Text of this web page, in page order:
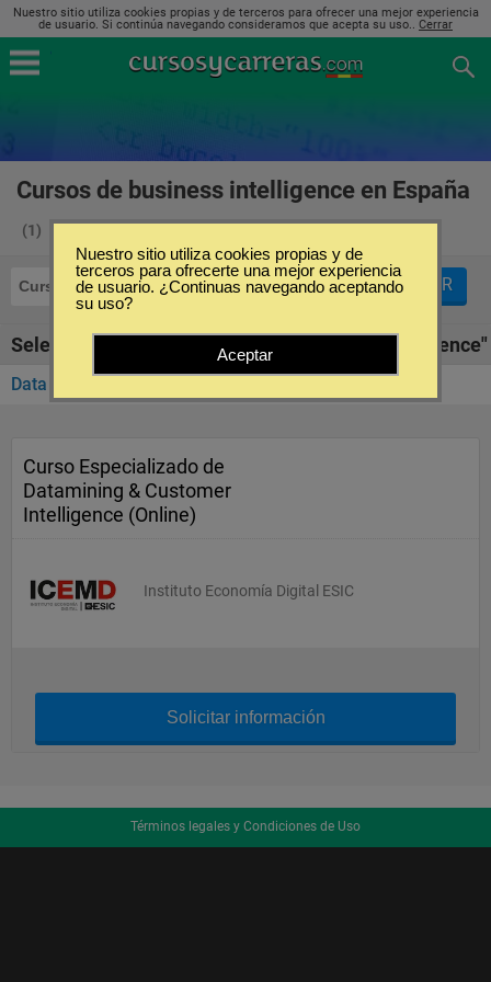
Nuestro sitio utiliza cookies propias y de terceros para ofrecer una mejor experiencia
de usuario. Si continúa navegando consideramos que acepta su uso.. Cerrar
Cursos de business intelligence en España
(1)
Cursos Business Intelligence FILTRAR
Seleccione la SubCategoría de "Business Intelligence"
Data Mining
Curso Especializado de
Datamining & Customer
Intelligence (Online)
Instituto Economía Digital ESIC
Solicitar información
Términos legales y Condiciones de Uso
Nuestro sitio utiliza cookies propias y de
terceros para ofrecerte una mejor experiencia
de usuario. ¿Continuas navegando aceptando
su uso?
Aceptar